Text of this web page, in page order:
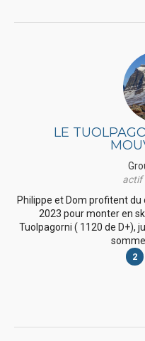
LE
actif
Philippe et Dom profitent
2023 pour monter en
Tuolpagorni ( 1120 de D+),
2